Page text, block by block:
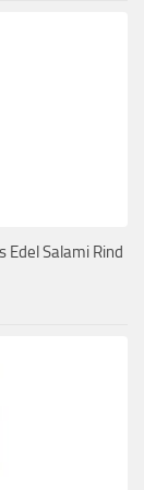
Edel Salami Rind